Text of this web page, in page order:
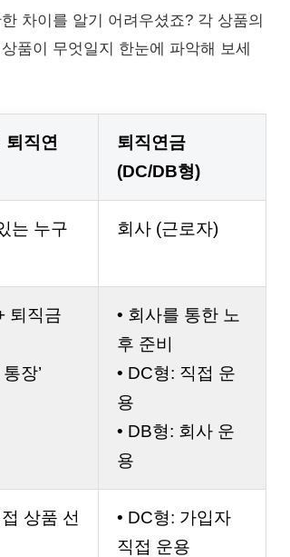
차이를 알기 어려우셨죠? 각 상품의
품이 무엇일지 한눈에 파악해 보세
퇴직연
퇴직연금
(DC/DB형)
는 누구
회사 (근로자)
퇴직금
장’
• 회사를 통한 노
후 준비
• DC형: 직접 운
용
• DB형: 회사 운
용
상품 선
• DC형: 가입자
직접 운용